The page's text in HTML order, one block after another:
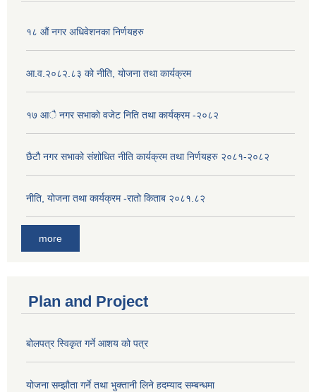
१८ औं नगर अधिवेशनका निर्णयहरु
आ.व.२०८२.८३ को नीति, योजना तथा कार्यक्रम
१७ आै नगर सभाकाे वजेट निति तथा कार्यक्रम -२०८२
छैटौ नगर सभाको संशोधित नीति कार्यक्रम तथा निर्णयहरु २०८१-२०८२
नीति, योजना तथा कार्यक्रम -रातो किताब २०८१.८२
more
Plan and Project
बोलपत्र स्विकृत गर्ने आशय को पत्र
योजना सम्झौता गर्ने तथा भुक्तानी लिने हदम्याद सम्बन्धमा